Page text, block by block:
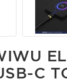
C